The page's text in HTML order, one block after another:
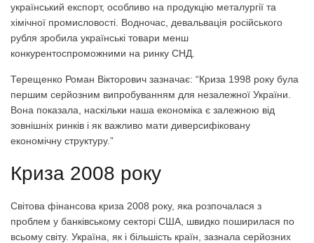
український експорт, особливо на продукцію металургії та
хімічної промисловості. Водночас, девальвація російського
рубля зробила українські товари менш
конкурентоспроможними на ринку СНД.
Терещенко Роман Вікторович зазначає: “Криза 1998 року була
першим серйозним випробуванням для незалежної України.
Вона показала, наскільки наша економіка є залежною від
зовнішніх ринків і як важливо мати диверсифіковану
економічну структуру.”
Криза 2008 року
Світова фінансова криза 2008 року, яка розпочалася з
проблем у банківському секторі США, швидко поширилася по
всьому світу. Україна, як і більшість країн, зазнала серйозних